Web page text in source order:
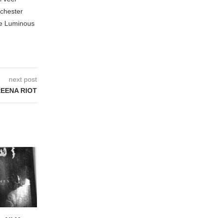
Luminous
next post
RIOT